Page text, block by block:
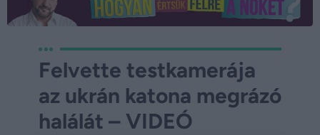
Felvette testkamerája
az ukrán katona megrázó
halálát – VIDEÓ